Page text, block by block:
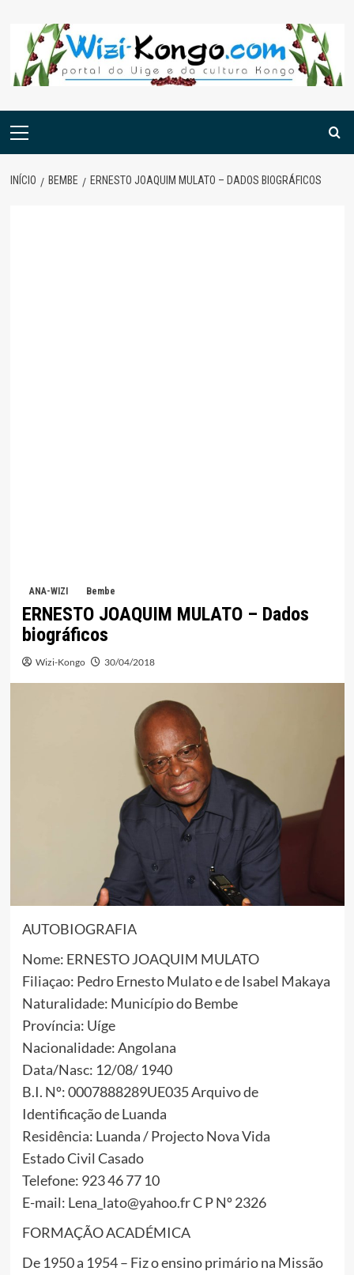
content
Menu
INÍCIO BEMBE ERNESTO JOAQUIM MULATO – DADOS BIOGRÁFICOS
ANA-WIZI Bembe
ERNESTO JOAQUIM MULATO – Dados
biográficos
Wizi-Kongo 30/04/2018
AUTOBIOGRAFIA
Nome: ERNESTO JOAQUIM MULATO
Filiaçao: Pedro Ernesto Mulato e de Isabel Makaya
Naturalidade: Município do Bembe
Província: Uíge
Nacionalidade: Angolana
Data/Nasc: 12/08/ 1940
B.I. Nº: 0007888289UE035 Arquivo de
Identificação de Luanda
Residência: Luanda / Projecto Nova Vida
Estado Civil Casado
Telefone: 923 46 77 10
E-mail: Lena_lato@yahoo.fr C P Nº 2326
FORMAÇÃO ACADÉMICA
De 1950 a 1954 – Fiz o ensino primário na Missão